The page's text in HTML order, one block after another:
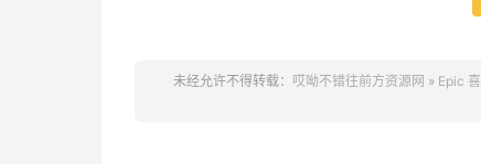
未经允许不得转载： 哎呦不错往前方资源网 » Epic